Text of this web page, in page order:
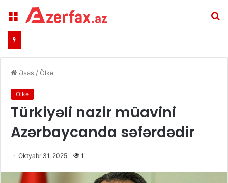
Menu
Əsas /Ölkə
Ölkə
Türkiyəli nazir müavini
Azərbaycanda səfərdədir
Oktyabr 31, 2025 1